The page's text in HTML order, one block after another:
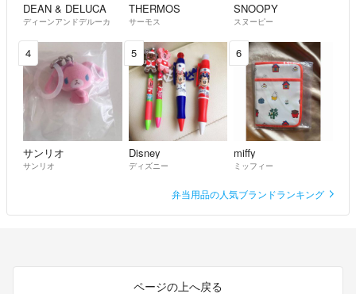
DEAN & DELUCA
ディーンアンドデルーカ
THERMOS
サーモス
SNOOPY
スヌーピー
4
サンリオ
サンリオ
5
Disney
ディズニー
6
miffy
ミッフィー
弁当用品の人気ブランドランキング
ページの上へ戻る